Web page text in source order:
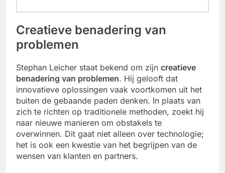
Creatieve benadering van
problemen
Stephan Leicher staat bekend om zijn creatieve
benadering van problemen. Hij gelooft dat
innovatieve oplossingen vaak voortkomen uit het
buiten de gebaande paden denken. In plaats van
zich te richten op traditionele methoden, zoekt hij
naar nieuwe manieren om obstakels te
overwinnen. Dit gaat niet alleen over technologie;
het is ook een kwestie van het begrijpen van de
wensen van klanten en partners.